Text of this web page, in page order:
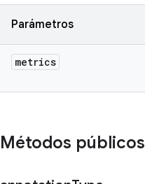
Parámetros
metrics
Métodos públicos